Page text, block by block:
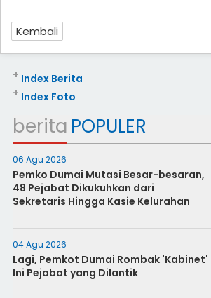
Kembali
Index Berita
+
Index Foto
+
berita POPULER
06 Agu 2026
Pemko Dumai Mutasi Besar-besaran,
48 Pejabat Dikukuhkan dari
Sekretaris Hingga Kasie Kelurahan
04 Agu 2026
Lagi, Pemkot Dumai Rombak 'Kabinet'
Ini Pejabat yang Dilantik